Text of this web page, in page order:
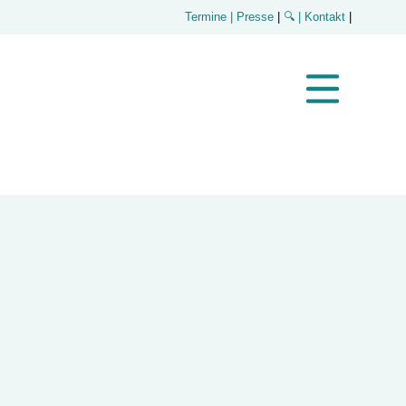
Termine | Presse 🔍 | Kontakt